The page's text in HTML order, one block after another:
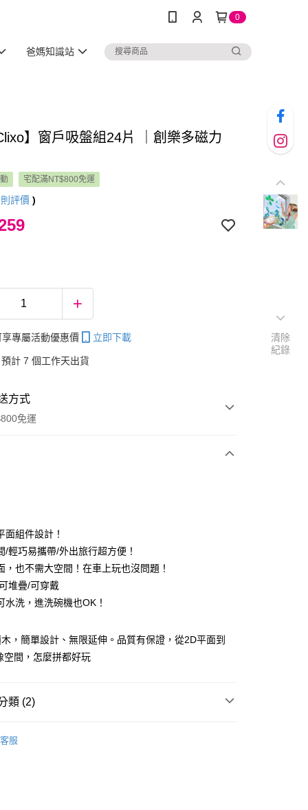
0
爸媽知識站
】窗戶吸盤組24片 ｜創樂多磁力
宅配滿NT$800免運
則評價 )
專屬活動優惠價 立即下載
計 7 個工作天出貨
方式
免運
款
期
期使用說明】
台灣大哥大提供，台灣大哥大用戶可立即使用無須另外申請。
選擇「大哥付你分期」，訂單成立後會自動跳轉到大哥付的交易
機門號後，選擇欲分期的期數、繳款截止日，確認付款後即
度、可分期數及費用金額請依後續交易確認頁面所載為準。
分鐘內，如未前往確認交易或遇審核未通過，訂單將自動取
明】
併入電信帳單，「大哥付你分期」於每月結算日後寄送繳費提
結打開帳單後，可選擇「超商條碼／台灣大直營門市／銀行轉
／iPASS MONEY」等通路繳費。
先享後付」】
付是「在收到商品之後才付款」的支付方式。 讓您購物簡單
需註冊會員、不需綁卡、不需儲值。
，進行簡訊認證並確認金額後，即可完成結帳。
數日內，您將收到繳費通知簡訊。
寄 (不適用離島、海外及郵局i郵箱)
面組件設計！
/輕巧易攜帶/外出旅行超方便！
，也不需大空間！在車上玩也沒問題！
堆疊/可穿戴
水洗，進洗碗機也OK！
，簡單設計、無限延伸。品質有保證，從2D平面到
空間，怎麼拼都好玩
類 (2)
客服
清除
紀錄